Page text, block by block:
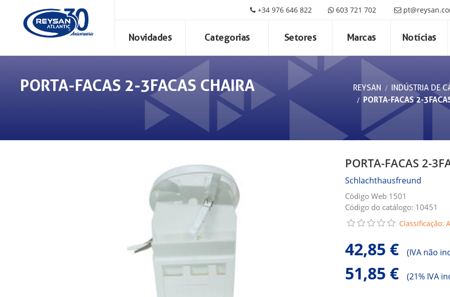
+34 976 646 822 603 721 702
Novidades Categorias Setores Marcas Notícias
PORTA-FACAS 2-3FACAS CHAIRA REYSAN INDÚSTRIA DE
PORTA-FACAS 2-
PORTA-FACAS 2-
Schlachthausfreund
Código Web 1501
Código do catálogo: 10451
Classificação:
42,85 € (IVA não
51,85 € (21% IVA